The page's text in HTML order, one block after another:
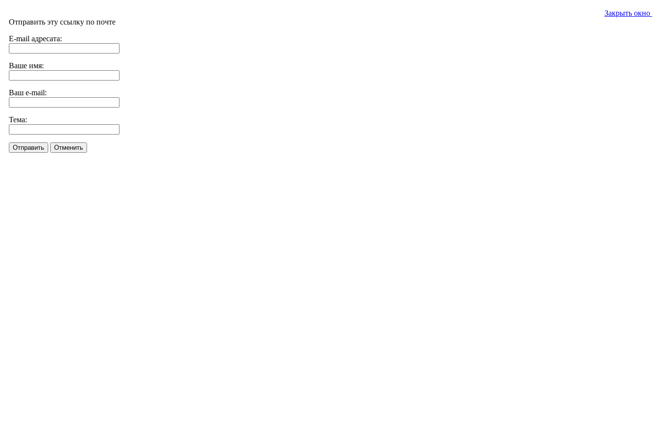
Закрыть окно
Отправить эту ссылку по почте
E-mail адресата:
Ваше имя:
Ваш e-mail:
Тема:
Отправить Отменить